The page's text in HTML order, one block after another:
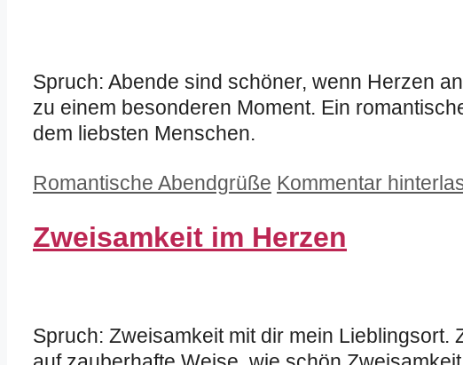
Spruch: Abende sind schöner, wenn Herzen
zu einem besonderen Moment. Ein
dem liebsten Menschen.
Kategorien
Romantische Abendgrüße Kommentar
Zweisamkeit im Herzen
Spruch: Zweisamkeit mit dir mein